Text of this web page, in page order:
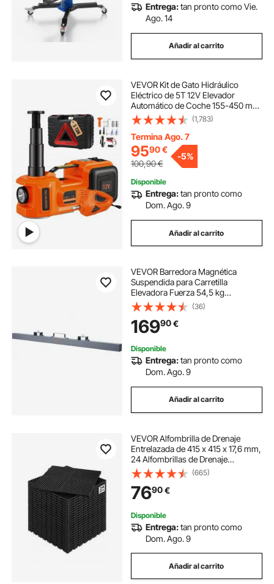
Entrega:tan pronto como Vie.
Ago. 14
Añadir al carrito
VEVOR Kit de Gato Hidráulico
Eléctrico de 5T 12V Elevador
Automático de Coche 155-450 mm
Gato Elevador con Llave de Impacto
Luz LED Inflador de Neumáticos
para Carretera SUV Sedán o
Cualquier Vehículo
(1,783)
Termina Ago. 7
9590€
100,90€
-5%
Disponible
Entrega:tan pronto como
Dom. Ago. 9
Añadir al carrito
VEVOR Barredora Magnética
Suspendida para Carretilla
Elevadora Fuerza 54,5 kg
Barredora Magnética 2130 x 77 x
200 mm Barredora Magnética
Antioxidante para Objetos
Metálicos Chatarra Taller Garaje
(36)
16990€
Disponible
Entrega:tan pronto como
Dom. Ago. 9
Añadir al carrito
VEVOR Alfombrilla de Drenaje
Entrelazada de 415 x 415 x 17,6 mm,
24 Alfombrillas de Drenaje
Entrelazadas, Alfombrilla de
Drenaje de Polipropileno
Antideslizante para Suelo, Baño,
Garaje, Jardín, Negro
(665)
7690€
Disponible
Entrega:tan pronto como
Dom. Ago. 9
Añadir al carrito